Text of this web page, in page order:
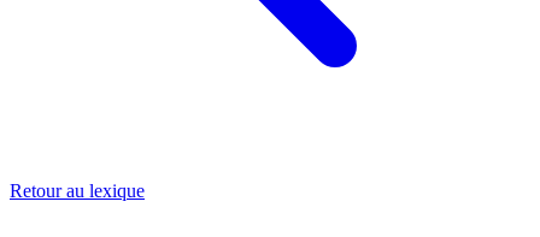
Retour au lexique